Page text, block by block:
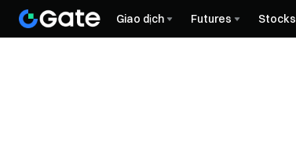
Giao dịch Futures Stocks